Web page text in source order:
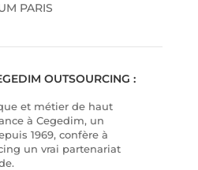
PARIS
OUTSOURCING :
et métier de haut
à Cegedim, un
1969, confère à
un vrai partenariat